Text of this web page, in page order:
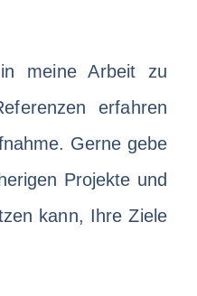
meine Arbeit zu
erfahren
Gerne gebe
Projekte und
kann, Ihre Ziele